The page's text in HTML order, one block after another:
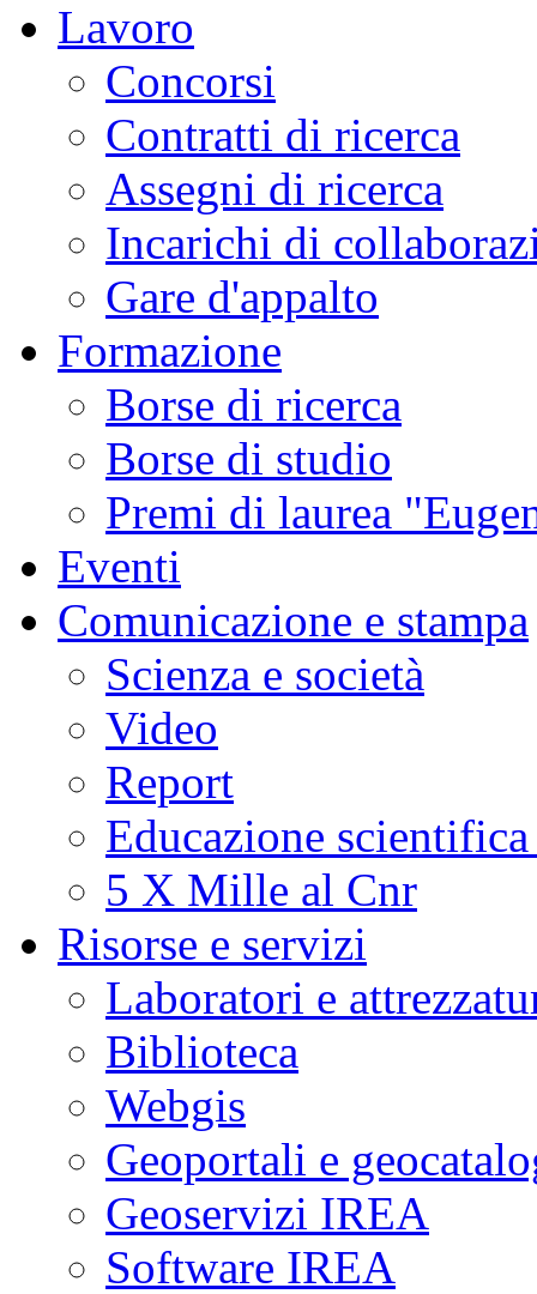
Lavoro
Concorsi
Contratti di ricerca
Assegni di ricerca
Incarichi di
Gare d'appalto
Formazione
Borse di ricerca
Borse di studio
Premi di laurea
Eventi
Comunicazione e stampa
Scienza e società
Video
Report
Educazione
5 X Mille al Cnr
Risorse e servizi
Laboratori e
Biblioteca
Webgis
Geoportali e
Geoservizi IREA
Software IREA